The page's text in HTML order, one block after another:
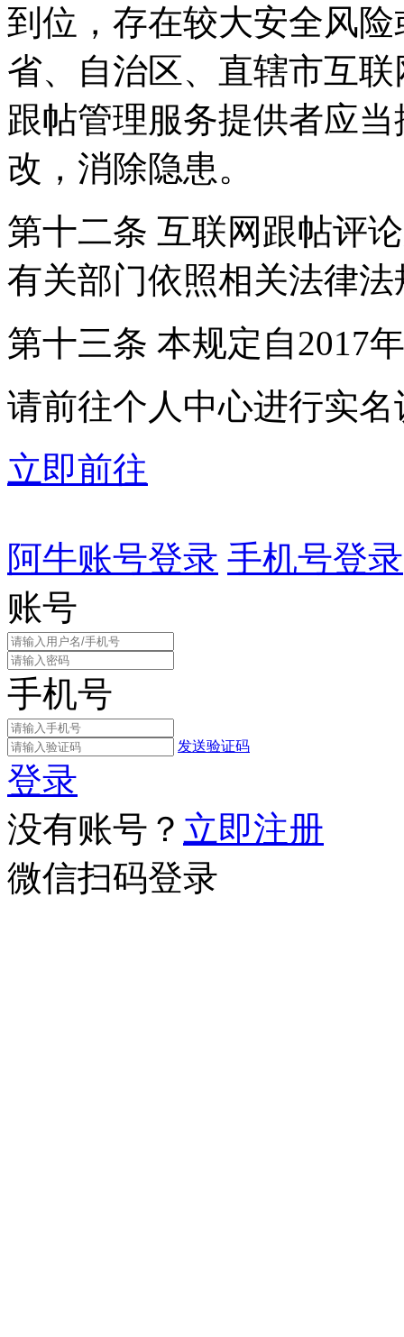
到位，存在较大安全风
省、自治区、直辖市互
跟帖管理服务提供者应
改，消除隐患。
第十二条 互联网跟帖评
有关部门依照相关法律
第十三条 本规定自2017
请前往个人中心进行实名
立即前往
阿牛账号登录 手机号登录
账号
手机号
发送验证码
登录
没有账号？ 立即注册
微信扫码登录